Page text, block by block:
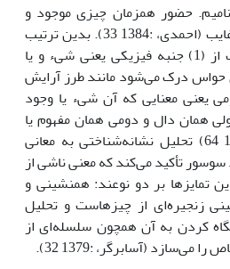
حضور همزمان چیزی موجود و
محسوس با چیزی پنهان و غایب (احمدی، :1384 33). بدین ترتیب
نشانه، وجودی مرکب است از (1) جنبه فیزیکی یعنی شیء و یا
حواس درک می‌شود مانند طرز آرایش
مفهومی یعنی معنایی که آن شیء یا وجود
همان دال و دومی همان مفهوم یا
مدلول است (سلبی، :1380 64) تحلیل نشانه‌شناختی به معانی
تأکید می‌کند که معنی ناشی از
تمایزها بر دو نوعند: همنشینی و
زنجیره‌ای از چیزهاست و تحلیل
کردن به آن همچون سلسله‌ای از
(آسابرگر، :1379 32).